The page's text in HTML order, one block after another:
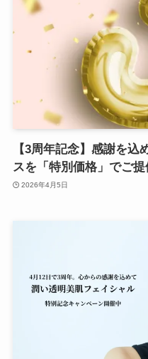
【3周年記念】感謝を
スを「特別価格」でご提
2026年4月5日